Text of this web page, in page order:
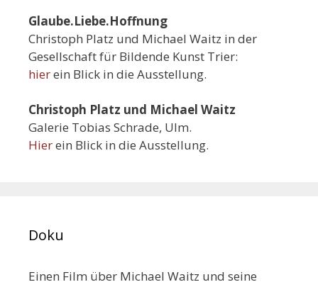
Glaube.Liebe.Hoffnung
Christoph Platz und Michael Waitz in der
Gesellschaft für Bildende Kunst Trier:
hierein Blick in die Ausstellung.
Christoph Platz und Michael Waitz
Galerie Tobias Schrade, Ulm.
Hierein Blick in die Ausstellung.
Doku
Einen Film über Michael Waitz und seine